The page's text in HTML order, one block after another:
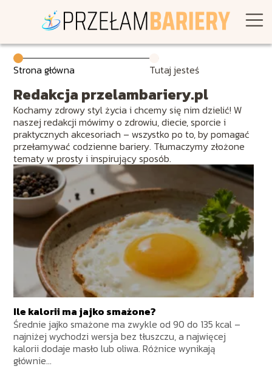
Strona główna Tutaj jesteś
Redakcja przelambariery.pl
Kochamy zdrowy styl życia i chcemy się nim dzielić! W
naszej redakcji mówimy o zdrowiu, diecie, sporcie i
praktycznych akcesoriach – wszystko po to, by pomagać
przełamywać codzienne bariery. Tłumaczymy złożone
tematy w prosty i inspirujący sposób.
Ile kalorii ma jajko smażone?
Średnie jajko smażone ma zwykle od 90 do 135 kcal –
najniżej wychodzi wersja bez tłuszczu, a najwięcej
kalorii dodaje masło lub oliwa. Różnice wynikają
głównie...